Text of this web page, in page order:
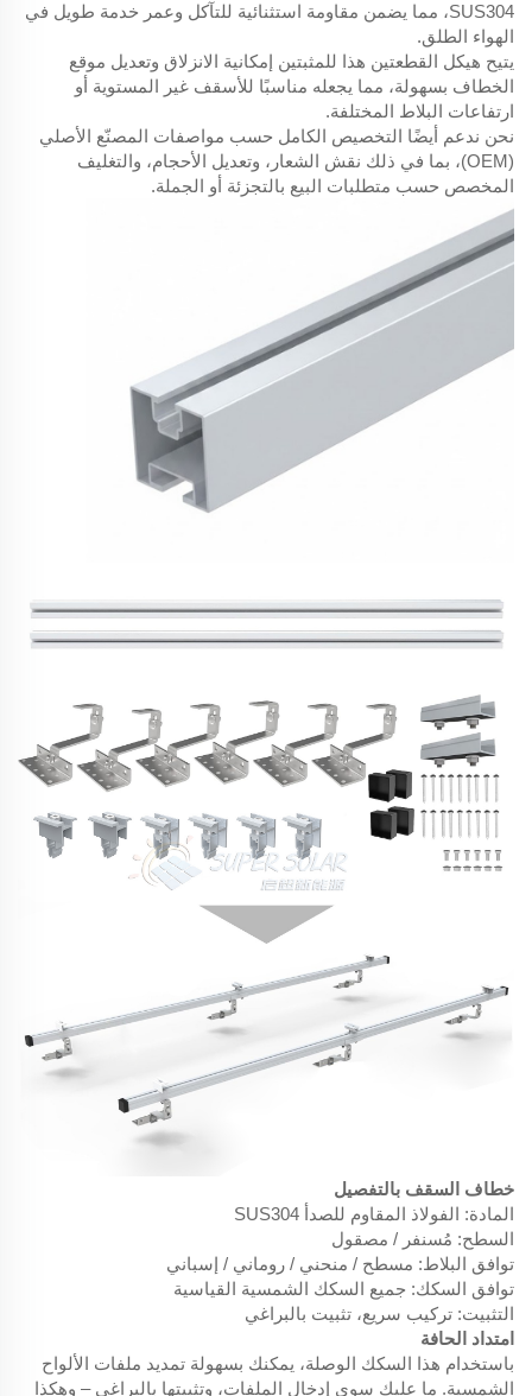
SUS304، مما يضمن مقاومة استثنائية للتآكل وعمر خدمة طويل في
الهواء الطلق.
يتيح هيكل القطعتين هذا للمثبتين إمكانية الانزلاق وتعديل موقع
الخطاف بسهولة، مما يجعله مناسبًا للأسقف غير المستوية أو
ارتفاعات البلاط المختلفة.
نحن ندعم أيضًا التخصيص الكامل حسب مواصفات المصنّع الأصلي
(OEM)، بما في ذلك نقش الشعار، وتعديل الأحجام، والتغليف
المخصص حسب متطلبات البيع بالتجزئة أو الجملة.
خطاف السقف بالتفصيل
المادة: الفولاذ المقاوم للصدأ SUS304
السطح: مُسنفر / مصقول
توافق البلاط: مسطح / منحني / روماني / إسباني
توافق السكك: جميع السكك الشمسية القياسية
التثبيت: تركيب سريع، تثبيت بالبراغي
امتداد الحافة
باستخدام هذا السكك الوصلة، يمكنك بسهولة تمديد ملفات الألواح
الشمسية. ما عليك سوى إدخال الملفات، وتثبيتها بالبراغي – وهكذا